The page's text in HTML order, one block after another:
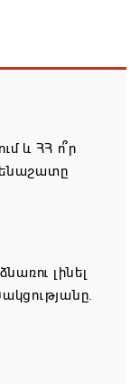
և ՀՀ ո՞ր
լինել